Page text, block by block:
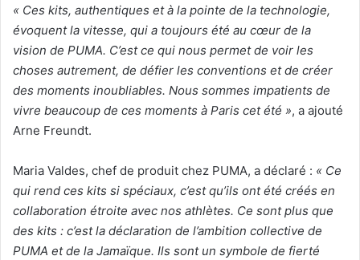
« Ces kits, authentiques et à la pointe de la technologie,
évoquent la vitesse, qui a toujours été au cœur de la
vision de PUMA. C’est ce qui nous permet de voir les
choses autrement, de défier les conventions et de créer
des moments inoubliables. Nous sommes impatients de
vivre beaucoup de ces moments à Paris cet été », a ajouté
Arne Freundt.
Maria Valdes, chef de produit chez PUMA, a déclaré : « Ce
qui rend ces kits si spéciaux, c’est qu’ils ont été créés en
collaboration étroite avec nos athlètes. Ce sont plus que
des kits : c’est la déclaration de l’ambition collective de
PUMA et de la Jamaïque. Ils sont un symbole de fierté